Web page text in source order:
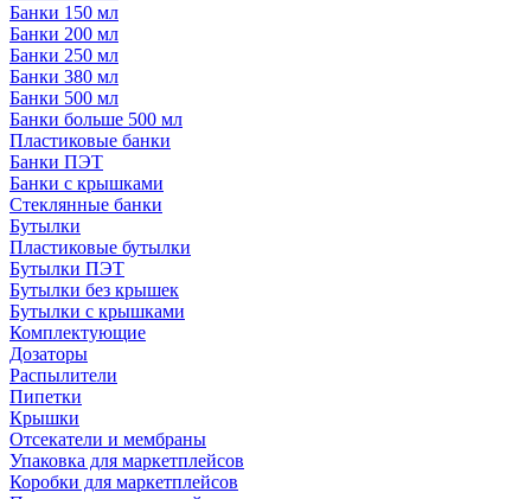
Банки 150 мл
Банки 200 мл
Банки 250 мл
Банки 380 мл
Банки 500 мл
Банки больше 500 мл
Пластиковые банки
Банки ПЭТ
Банки с крышками
Стеклянные банки
Бутылки
Пластиковые бутылки
Бутылки ПЭТ
Бутылки без крышек
Бутылки с крышками
Комплектующие
Дозаторы
Распылители
Пипетки
Крышки
Отсекатели и мембраны
Упаковка для маркетплейсов
Коробки для маркетплейсов